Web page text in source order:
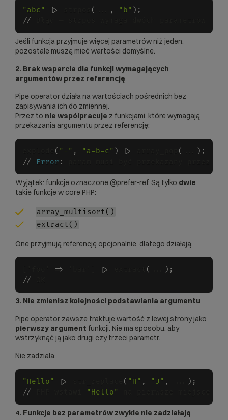
"abc" |> ( , "b" ) ;
//
Jeśli funkcja przyjmuje więcej parametrów niż jeden,
pozostałe muszą mieć wartości domyślne.
2. Brak wsparcia dla funkcji wymagających
argumentów przez referencję
Pipe operator działa na wartościach pośrednich bez
zapisywania ich do zmiennej.
Przez to nie współpracuje z funkcjami, które wymagają
przekazania argumentu przez referencję:
( "-" , "a-b-c" ) |> ( ) ;
// Error :
Wyjątek: funkcje oznaczone @prefer-ref. Są tylko dwie
takie funkcje w core PHP:
array_multisort()
extract()
One przyjmują referencję opcjonalnie, dlatego działają:
=> 'bar'] |> ( ) ;
//
3. Nie zmienisz kolejności podstawiania argumentu
Pipe operator zawsze traktuje wartość z lewej strony jako
pierwszy argument funkcji. Nie ma sposobu, aby
wstrzyknąć ją jako drugi czy trzeci parametr.
Nie zadziała:
"Hello" |> ( "H" , "J" , ) ;
// "Hello"
4. Funkcje bez parametrów zwykle nie zadziałają